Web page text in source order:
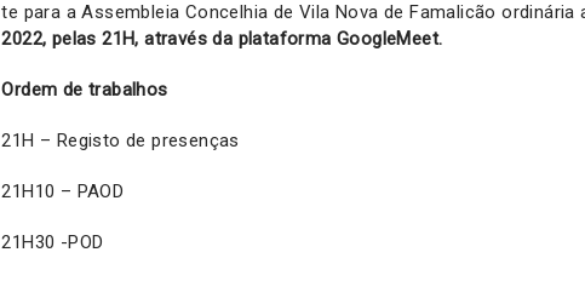
te para a Assembleia Concelhia de Vila Nova de Famalicão ordinária
2022, pelas 21H, através da plataforma GoogleMeet.
Ordem de trabalhos
21H – Registo de presenças
21H10 – PAOD
21H30 -POD